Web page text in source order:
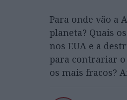
Para onde vão a
planeta? Quais
nos EUA e a
para contrariar o
os mais fracos?